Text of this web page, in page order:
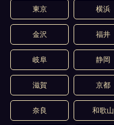
東京 横浜
金沢 福井
岐阜 静岡
滋賀 京都
奈良 和歌山